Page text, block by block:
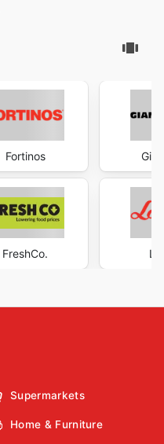
Fortinos
FreshCo.
Supermarkets
Home & Furniture